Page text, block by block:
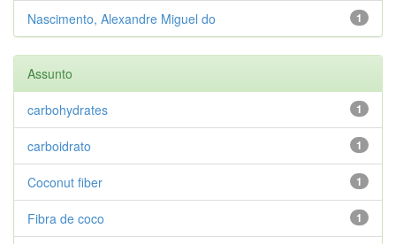
1
Nascimento, Alexandre Miguel do
Assunto
1
carbohydrates
1
carboidrato
1
Coconut fiber
1
Fibra de coco